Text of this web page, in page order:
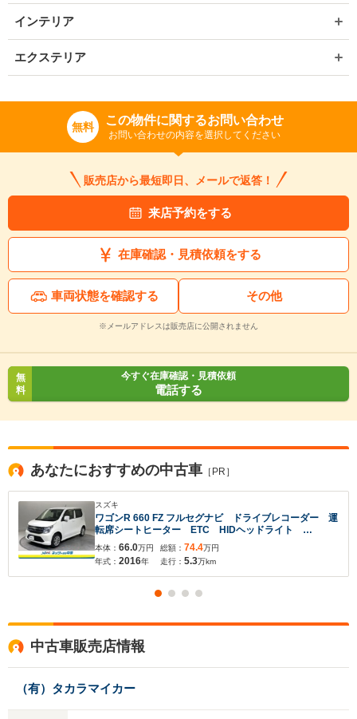
インテリア
エクステリア
無料 この物件に関するお問い合わせ
お問い合わせの内容を選択してください
販売店から最短即日、メールで返答！
来店予約をする
在庫確認・見積依頼をする
車両状態を確認する その他
※メールアドレスは販売店に公開されません
無
料
今すぐ在庫確認・見積依頼
電話する
あなたにおすすめの中古車 ［PR］
スズキ
ワゴンR 660 FZ フルセグナビ ドライブレコーダー 運
転席シートヒーター ETC HIDヘッドライト
Bluetooth
本体： 66.0万円
年式： 2016年
総額： 74.4万円
走行： 5.3万km
中古車販売店情報
（有）タカラマイカー
入力途中の情報を保存しますか？
※次回問い合わせをする際に自動入力されます
※保存された情報は
いいえ